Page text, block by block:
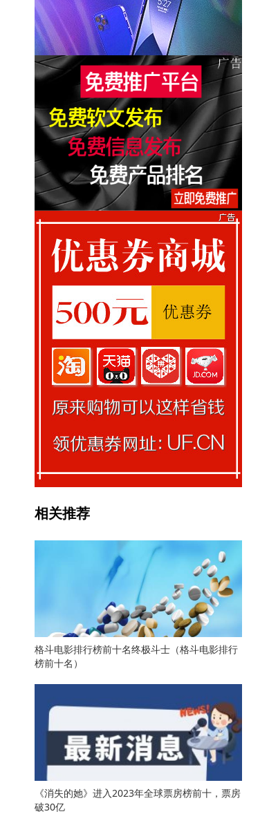
相关推荐
格斗电影排行榜前十名终极斗士（格斗电影排行
榜前十名）
《消失的她》进入2023年全球票房榜前十，票房
破30亿